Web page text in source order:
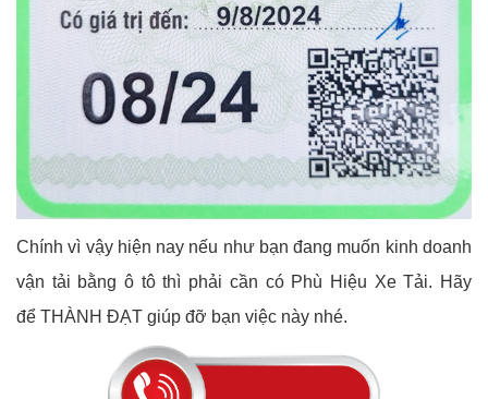
Chính vì vậy hiện nay nếu như bạn đang muốn kinh doanh
vận tải bằng ô tô thì phải cần có Phù Hiệu Xe Tải. Hãy
để THÀNH ĐẠT giúp đỡ bạn việc này nhé.